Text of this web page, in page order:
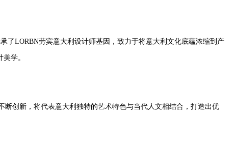
了LORBN劳宾意大利设计师基因 ，致力于将意大利文化底蕴浓缩到产
学。
断创新，将代表意大利独特的艺术特色与当代人文相结合，打造出优